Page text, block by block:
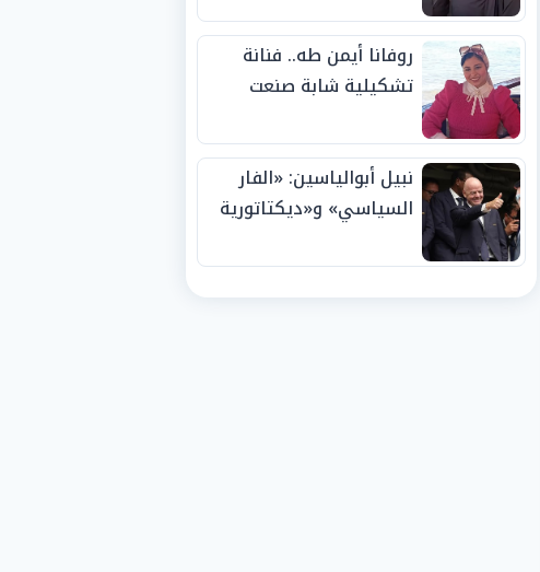
روفانا أيمن طه.. فنانة
تشكيلية شابة صنعت
الجوائز منذ الصغر
نبيل أبوالياسين: «الفار
السياسي» و«ديكتاتورية
الفيفا».. وإقالة